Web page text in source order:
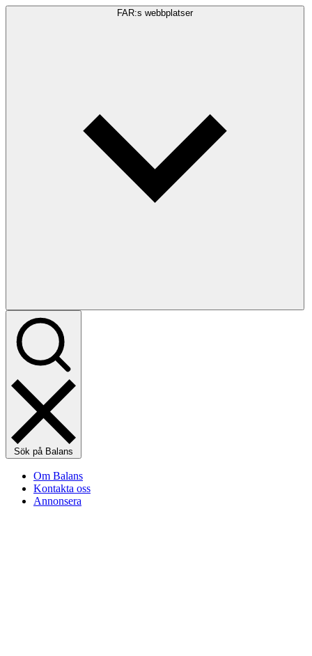
FAR:s webbplatser
Sök på Balans
Om Balans
Kontakta oss
Annonsera